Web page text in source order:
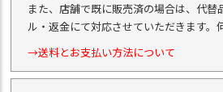
また、店舗で既に販売済の場合は、代替
ル・返金にて対応させていただきます。
→送料とお支払い方法について